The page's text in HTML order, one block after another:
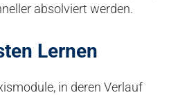
absolviert werden.
Lernen
in deren Verlauf